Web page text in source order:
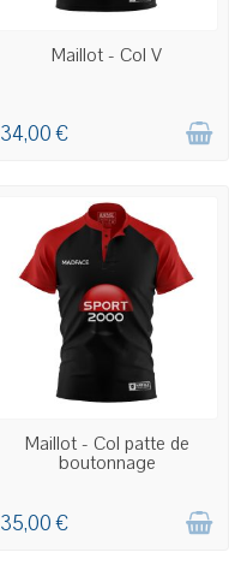
COMMANDE PERSONNALISÉE
Maillot - Col V
34,00 €
COMMANDE PERSONNALISÉE
Maillot - Col patte de
boutonnage
35,00 €